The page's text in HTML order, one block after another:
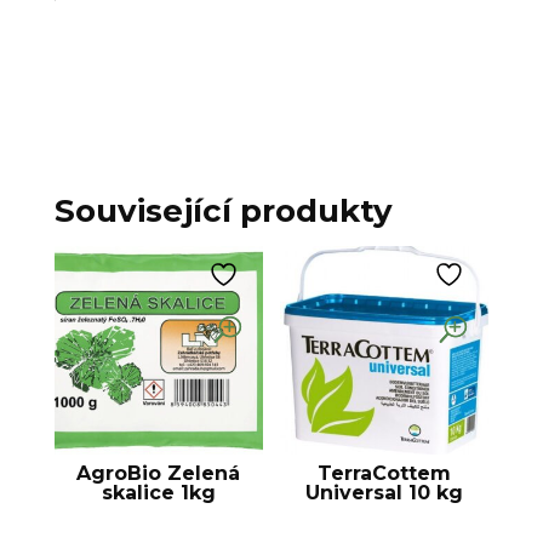
Související produkty
AgroBio Zelená
skalice 1kg
TerraCottem
Universal 10 kg